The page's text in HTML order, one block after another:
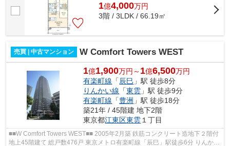
1億4,000万円
3階 / 3LDK / 66.19㎡
売買 | 中古マンション W Comfort Towers WEST
1億1,900万円～ 1億6,500万円
有楽町線 「 辰巳 」駅 徒歩8分
りんかい線 「東雲 」駅 徒歩9分
有楽町線 「豊洲 」駅 徒歩18分
築21年 / 45階建 地下2階
東京都江東区東雲 １丁目
■■W Comfort Towers WEST■■ 2005年2月築 鉄筋コンクリート造地下２階付
地上45階建て 総戸数476戸 東京メトロ有楽町線「辰巳」駅徒歩6分 りんかい